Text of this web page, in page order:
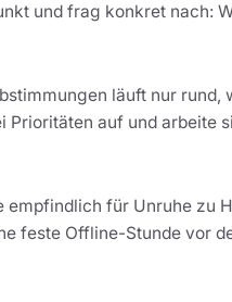
und frag konkret nach:
läuft nur
auf und arbeite
für Unruhe zu
feste Offline-Stunde vor